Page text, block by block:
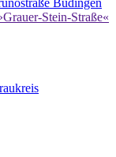
Büdingen
Stein-Straße«